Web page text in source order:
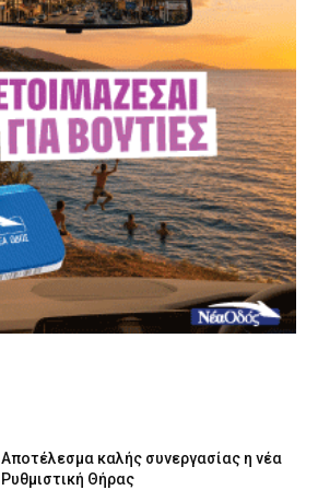
Αποτέλεσμα καλής συνεργασίας η νέα
Ρυθμιστική Θήρας